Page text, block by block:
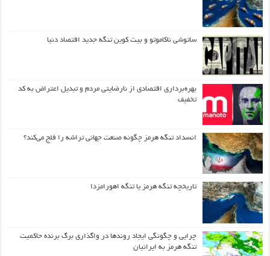
ساتوشی ناکاموتو و بیت کوین تنگه جدید اقتصاد دنیا
بهره‌برداری اقتصادی از نارضایتی مردم و تبدیل اعتراض به کد
تخفیف
انسداد تنگه هرمز چگونه صنعت جهانی تراشه را فلج می‌کند؟
تاریخچه تنگه هرمز یا تنگه اهورامزدا
چرایی و چگونگی ایجاد روندها در واگذاری برگ برنده حاکمیت
تنگه هرمز به ایرانیان